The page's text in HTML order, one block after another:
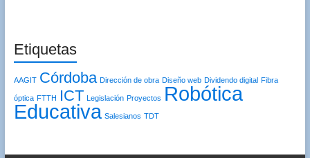
Etiquetas
AAGIT Córdoba Dirección de obra Diseño web Dividendo digital Fibra
óptica FTTH ICT Legislación Proyectos Robótica
Educativa Salesianos TDT